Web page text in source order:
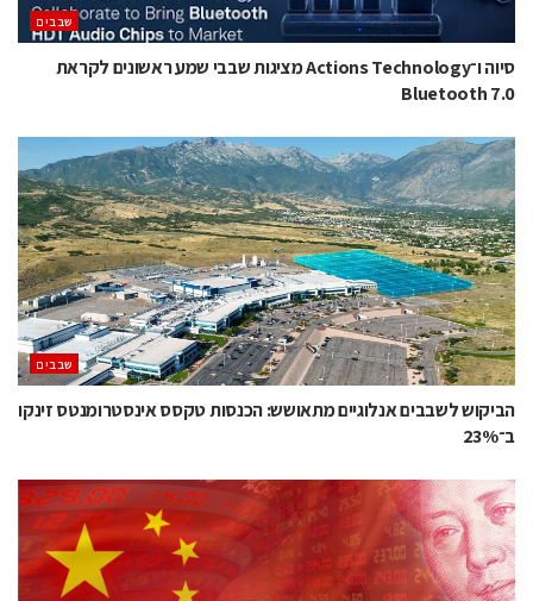
‫שבבים‬
סיוה ו־Actions Technology מציגות שבבי שמע ראשונים לקראת
Bluetooth 7.0
‫שבבים‬
הביקוש לשבבים אנלוגיים מתאושש: הכנסות טקסס אינסטרומנטס זינקו
ב־23%